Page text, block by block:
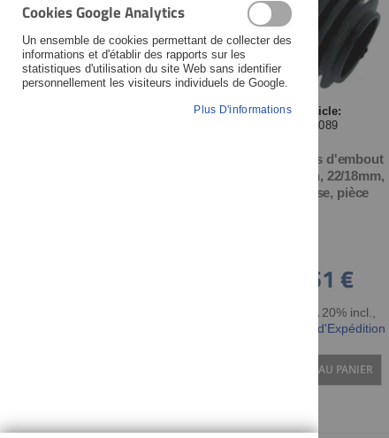
Article:
40089
Bouchons d'embout
de guidon, 22/18mm,
noir lisse, pièce
1,51 €
TTC TVA 20% incl.
hors Frais d'Expédition
AJOUTER AU PANIER
Veuillez sélectionner ...
Cookies Google Analytics
Un ensemble de cookies permettant de collecter des
informations et d'établir des rapports sur les
statistiques d'utilisation du site Web sans identifier
personnellement les visiteurs individuels de Google.
Plus D'informations